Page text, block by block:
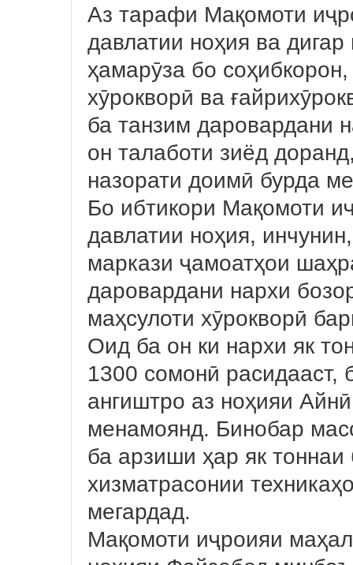
Аз тарафи Мақомоти
давлатии ноҳия ва
ҳамарӯза бо
хӯрокворӣ ва
ба танзим даровардани
он талаботи зиёд
назорати доимӣ бурда
Бо ибтикори Мақомоти
давлатии ноҳия,
маркази ҷамоатҳои
даровардани нархи
маҳсулоти хӯрокворӣ
Оид ба он ки нархи як
1300 сомонӣ расидааст,
ангиштро аз ноҳияи
менамоянд. Бинобар
ба арзиши ҳар як
хизматрасонии
мегардад.
Мақомоти иҷроияи